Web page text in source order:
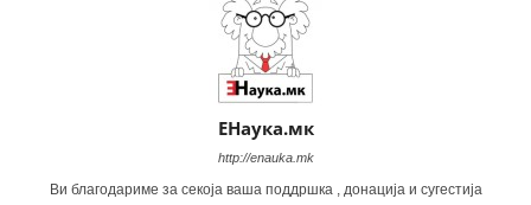
ЕНаука.мк
http://enauka.mk
Ви благодариме за секоја ваша поддршка , донација и сугестија